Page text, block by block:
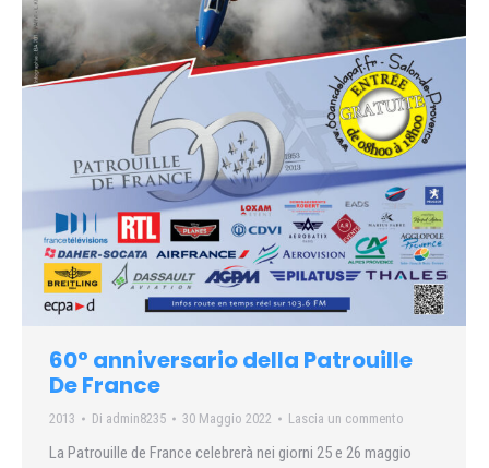
60° anniversario della Patrouille
De France
2013 Di admin8235 30 Maggio 2022 Lascia un commento
La Patrouille de France celebrerà nei giorni 25 e 26 maggio